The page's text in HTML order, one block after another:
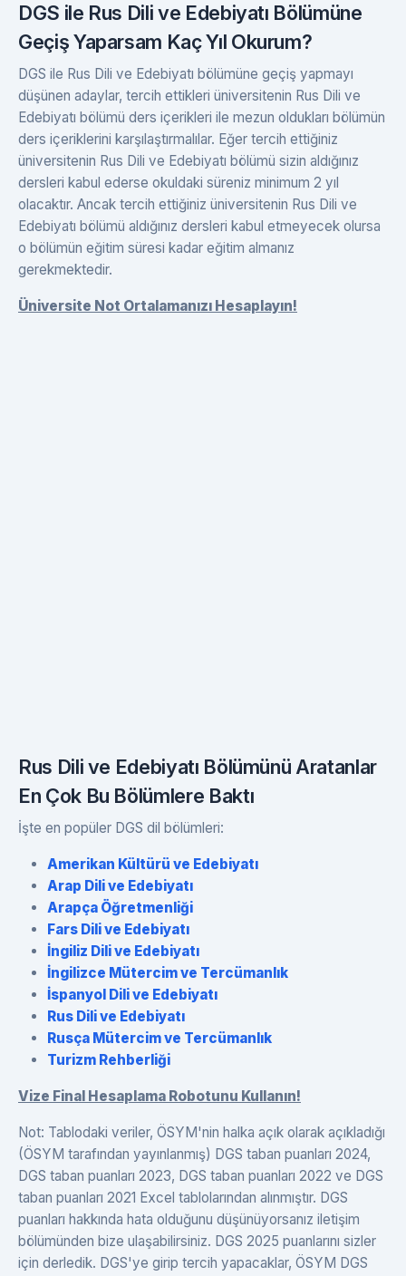
DGS ile Rus Dili ve Edebiyatı Bölümüne
Geçiş Yaparsam Kaç Yıl Okurum?
DGS ile Rus Dili ve Edebiyatı bölümüne geçiş yapmayı
düşünen adaylar, tercih ettikleri üniversitenin Rus Dili ve
Edebiyatı bölümü ders içerikleri ile mezun oldukları bölümün
ders içeriklerini karşılaştırmalılar. Eğer tercih ettiğiniz
üniversitenin Rus Dili ve Edebiyatı bölümü sizin aldığınız
dersleri kabul ederse okuldaki süreniz minimum 2 yıl
olacaktır. Ancak tercih ettiğiniz üniversitenin Rus Dili ve
Edebiyatı bölümü aldığınız dersleri kabul etmeyecek olursa
o bölümün eğitim süresi kadar eğitim almanız
gerekmektedir.
Üniversite Not Ortalamanızı Hesaplayın!
Rus Dili ve Edebiyatı Bölümünü Aratanlar
En Çok Bu Bölümlere Baktı
İşte en popüler DGS dil bölümleri:
Amerikan Kültürü ve Edebiyatı
Arap Dili ve Edebiyatı
Arapça Öğretmenliği
Fars Dili ve Edebiyatı
İngiliz Dili ve Edebiyatı
İngilizce Mütercim ve Tercümanlık
İspanyol Dili ve Edebiyatı
Rus Dili ve Edebiyatı
Rusça Mütercim ve Tercümanlık
Turizm Rehberliği
Vize Final Hesaplama Robotunu Kullanın!
Not: Tablodaki veriler, ÖSYM'nin halka açık olarak açıkladığı
(ÖSYM tarafından yayınlanmış) DGS taban puanları 2024,
DGS taban puanları 2023, DGS taban puanları 2022 ve DGS
taban puanları 2021 Excel tablolarından alınmıştır. DGS
puanları hakkında hata olduğunu düşünüyorsanız iletişim
bölümünden bize ulaşabilirsiniz. DGS 2025 puanlarını sizler
için derledik. DGS'ye girip tercih yapacaklar, ÖSYM DGS